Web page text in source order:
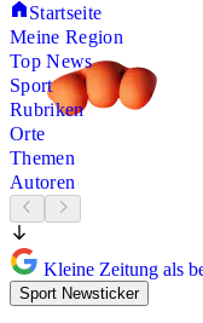
Startseite
Meine Region
Top News
Sport
Rubriken
Orte
Themen
Autoren
Kleine Zeitung als
Sport Newsticker